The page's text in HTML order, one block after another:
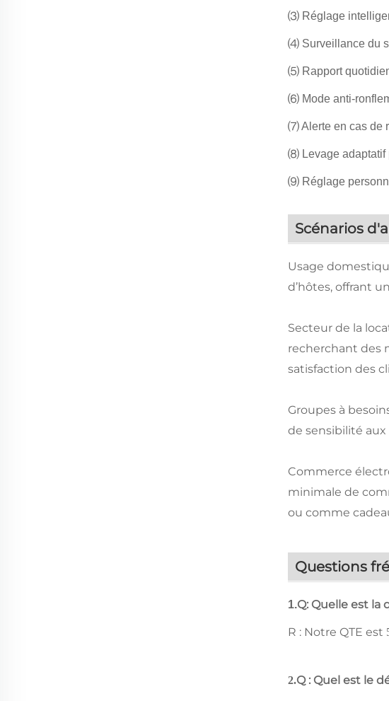
⑶ Réglage
⑷ Surveillance du
⑸ Rapport
⑹ Mode anti-
⑺ Alerte en cas de
⑻ Levage adaptatif
⑼ Réglage
Scénarios
Usage
d’hôtes, offrant
Secteur de la
recherchant des
satisfaction des
Groupes à
de sensibilité
Commerce
minimale de
ou comme
Questions
1.Q: Quelle est
R : Notre QTE est
2.Q : Quel est le